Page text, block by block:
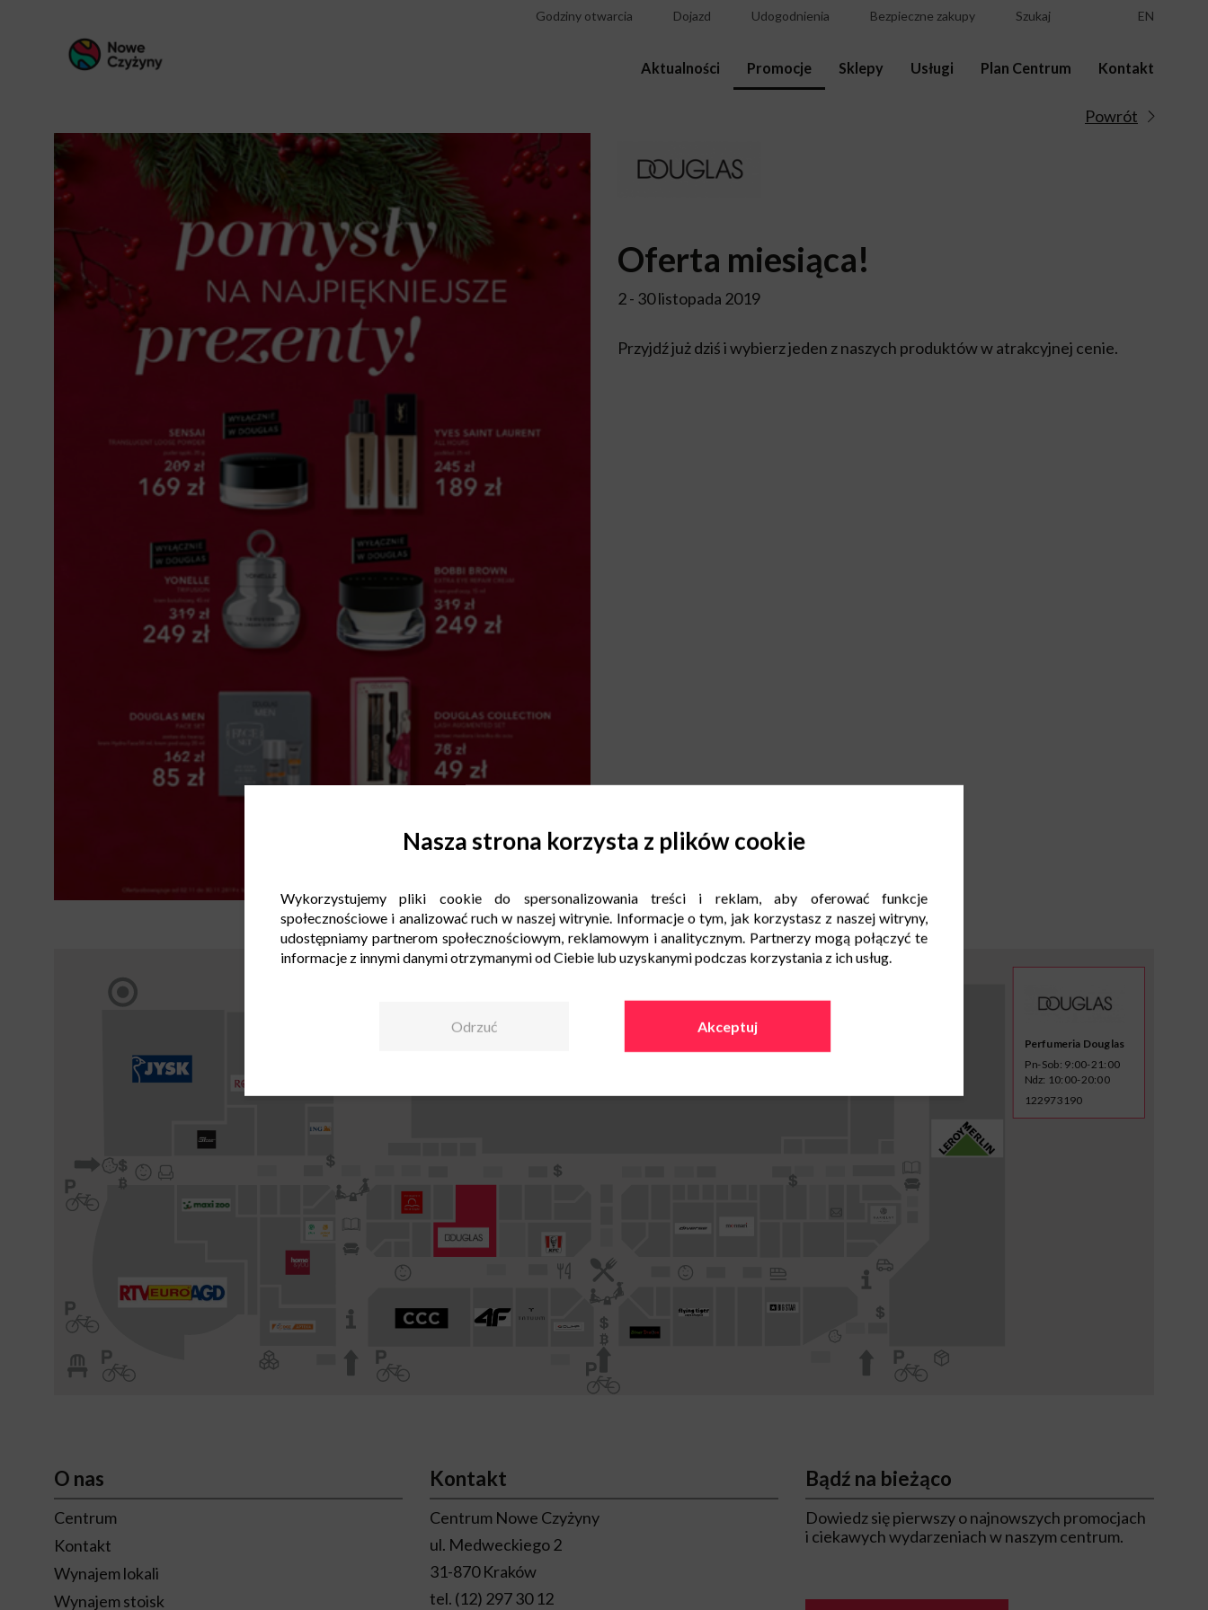
Godziny otwarcia Dojazd Udogodnienia Bezpieczne zakupy Szukaj EN
Aktualności Promocje Sklepy Usługi Plan Centrum Kontakt
Powrót
Oferta miesiąca!
2 - 30 listopada 2019
Przyjdź już dziś i wybierz jeden z naszych produktów w atrakcyjnej cenie.
Perfumeria Douglas
Pn-Sob: 9:00-21:00
Ndz: 10:00-20:00
122973190
O nas
Centrum
Kontakt
Wynajem lokali
Wynajem stoisk
Kontakt
Centrum Nowe Czyżyny
ul. Medweckiego 2
31-870 Kraków
tel. (12) 297 30 12
Bądź na bieżąco
Dowiedz się pierwszy o najnowszych promocjach
i ciekawych wydarzeniach w naszym centrum.
Nasza strona korzysta z plików cookie
Wykorzystujemy pliki cookie do spersonalizowania treści i reklam, aby oferować funkcje
społecznościowe i analizować ruch w naszej witrynie. Informacje o tym, jak korzystasz z naszej witryny,
udostępniamy partnerom społecznościowym, reklamowym i analitycznym. Partnerzy mogą połączyć te
informacje z innymi danymi otrzymanymi od Ciebie lub uzyskanymi podczas korzystania z ich usług.
Odrzuć Akceptuj